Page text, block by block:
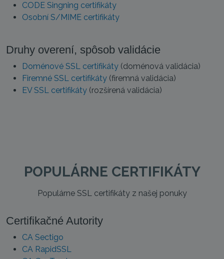
CODE Singning certifikáty
Osobní S/MIME certifikáty
Druhy overení, spôsob validácie
Doménové SSL certifikáty (doménová validácia)
Firemné SSL certifikáty (firemná validácia)
EV SSL certifikáty (rozšírená validácia)
POPULÁRNE CERTIFIKÁTY
Populárne SSL certifikáty z našej ponuky
Certifikačné Autority
CA Sectigo
CA RapidSSL